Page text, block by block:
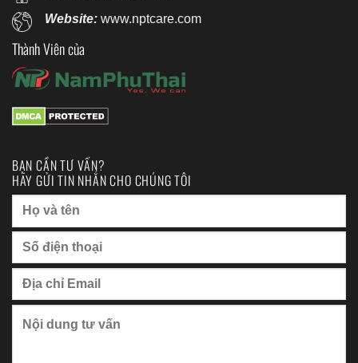
Website:www.nptcare.com
Thành Viên của
BẠN CẦN TƯ VẤN?
HÃY GỬI TIN NHẮN CHO CHÚNG TÔI